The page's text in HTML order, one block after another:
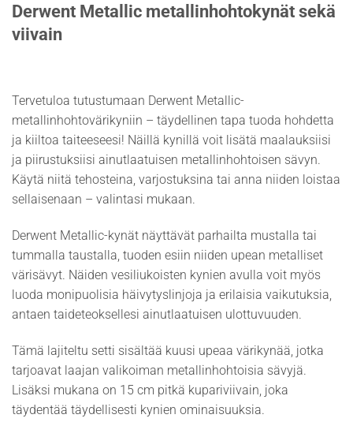
Derwent Metallic metallinhohtokynät sekä
viivain
Tervetuloa tutustumaan Derwent Metallic-
metallinhohtovärikyniin – täydellinen tapa tuoda hohdetta
ja kiiltoa taiteeseesi! Näillä kynillä voit lisätä maalauksiisi
ja piirustuksiisi ainutlaatuisen metallinhohtoisen sävyn.
Käytä niitä tehosteina, varjostuksina tai anna niiden loistaa
sellaisenaan – valintasi mukaan.
Derwent Metallic-kynät näyttävät parhailta mustalla tai
tummalla taustalla, tuoden esiin niiden upean metalliset
värisävyt. Näiden vesiliukoisten kynien avulla voit myös
luoda monipuolisia häivytyslinjoja ja erilaisia vaikutuksia,
antaen taideteoksellesi ainutlaatuisen ulottuvuuden.
Tämä lajiteltu setti sisältää kuusi upeaa värikynää, jotka
tarjoavat laajan valikoiman metallinhohtoisia sävyjä.
Lisäksi mukana on 15 cm pitkä kupariviivain, joka
täydentää täydellisesti kynien ominaisuuksia.